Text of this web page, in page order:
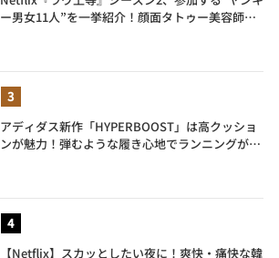
ー男女11人”を一挙紹介！顔面タトゥー美容師、
アディダス新作「HYPERBOOST」は高クッショ
ンが魅力！弾むような履き心地でランニングがも
【Netflix】スカッとしたい夜に！爽快・痛快な韓